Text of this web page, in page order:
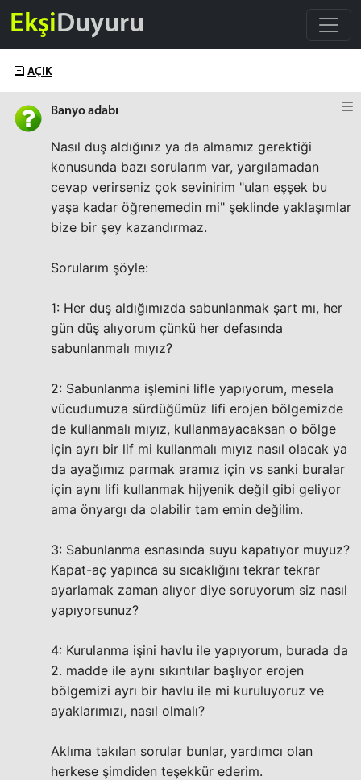
EkşiDuyuru
AÇIK
Banyo adabı
Nasıl duş aldığınız ya da almamız gerektiği
konusunda bazı sorularım var, yargılamadan
cevap verirseniz çok sevinirim "ulan eşşek bu
yaşa kadar öğrenemedin mi" şeklinde yaklaşımlar
bize bir şey kazandırmaz.
Sorularım şöyle:
1: Her duş aldığımızda sabunlanmak şart mı, her
gün düş alıyorum çünkü her defasında
sabunlanmalı mıyız?
2: Sabunlanma işlemini lifle yapıyorum, mesela
vücudumuza sürdüğümüz lifi erojen bölgemizde
de kullanmalı mıyız, kullanmayacaksan o bölge
için ayrı bir lif mi kullanmalı mıyız nasıl olacak ya
da ayağımız parmak aramız için vs sanki buralar
için aynı lifi kullanmak hijyenik değil gibi geliyor
ama önyargı da olabilir tam emin değilim.
3: Sabunlanma esnasında suyu kapatıyor muyuz?
Kapat-aç yapınca su sıcaklığını tekrar tekrar
ayarlamak zaman alıyor diye soruyorum siz nasıl
yapıyorsunuz?
4: Kurulanma işini havlu ile yapıyorum, burada da
2. madde ile aynı sıkıntılar başlıyor erojen
bölgemizi ayrı bir havlu ile mi kuruluyoruz ve
ayaklarımızı, nasıl olmalı?
Aklıma takılan sorular bunlar, yardımcı olan
herkese şimdiden teşekkür ederim.